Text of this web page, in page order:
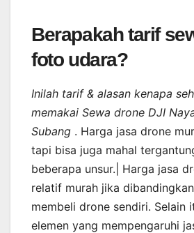
Berapakah tarif
foto udara?
Inilah tarif & alasan kenapa
memakai Sewa drone DJI
Subang . Harga jasa drone
tapi bisa juga mahal
beberapa unsur.| Harga jasa
relatif murah jika
membeli drone sendiri. Selain
elemen yang mempengaruhi